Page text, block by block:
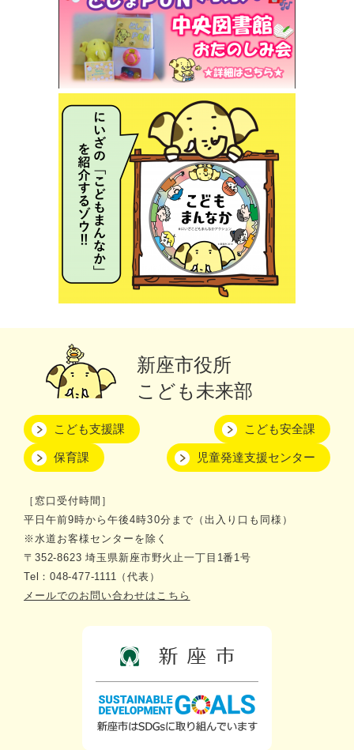
新座市役所
こども未来部
こども支援課
保育課
こども安全課
児童発達支援センター
［窓口受付時間］
平日午前9時から午後4時30分まで（出入り口も同様）
※水道お客様センターを除く
〒352-8623 埼玉県新座市野火止一丁目1番1号
Tel：048-477-1111（代表）
メールでのお問い合わせはこちら